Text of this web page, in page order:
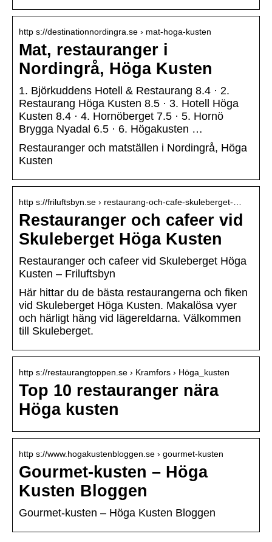
http s://destinationnordingra.se › mat-hoga-kusten
Mat, restauranger i
Nordingrå, Höga Kusten
1. Björkuddens Hotell & Restaurang 8.4 · 2.
Restaurang Höga Kusten 8.5 · 3. Hotell Höga
Kusten 8.4 · 4. Hornöberget 7.5 · 5. Hornö
Brygga Nyadal 6.5 · 6. Högakusten …
Restauranger och matställen i Nordingrå, Höga
Kusten
http s://friluftsbyn.se › restaurang-och-cafe-skuleberget-…
Restauranger och cafeer vid
Skuleberget Höga Kusten
Restauranger och cafeer vid Skuleberget Höga
Kusten – Friluftsbyn
Här hittar du de bästa restaurangerna och fiken
vid Skuleberget Höga Kusten. Makalösa vyer
och härligt häng vid lägereldarna. Välkommen
till Skuleberget.
http s://restaurangtoppen.se › Kramfors › Höga_kusten
Top 10 restauranger nära
Höga kusten
http s://www.hogakustenbloggen.se › gourmet-kusten
Gourmet-kusten – Höga
Kusten Bloggen
Gourmet-kusten – Höga Kusten Bloggen